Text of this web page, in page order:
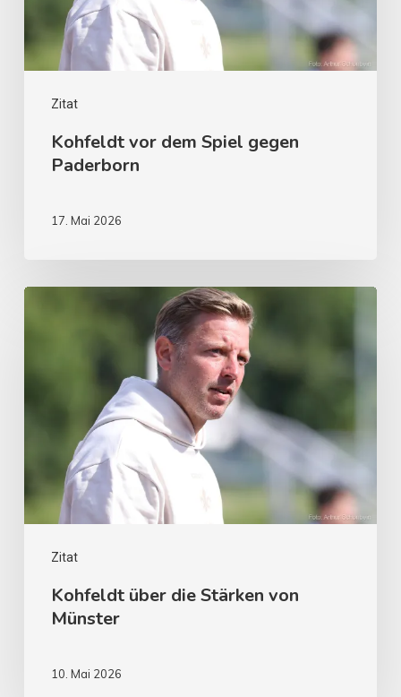
Zitat
Kohfeldt vor dem Spiel gegen
Paderborn
17. Mai 2026
Zitat
Kohfeldt über die Stärken von
Münster
10. Mai 2026